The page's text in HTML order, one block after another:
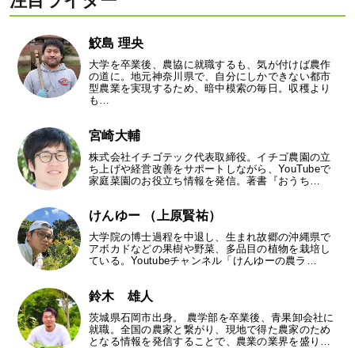
鮫島 理央
大学を卒業後、農協に就職するも、気が付けば農作
の道に。地元神奈川県で、自分にしかできない都市
型農業を実現するため、暗中模索の毎日。収穫より
も…
宮崎大輔
株式会社イチゴテック代表取締役。イチゴ農園の立
ち上げや経営改善をサポートしながら、YouTubeで
家庭菜園のお役立ち情報を発信。著書『おうち…
けんゆー （上原賢祐）
大学院の博士過程を中退し、生まれ故郷の沖縄県で
アボカドなどの果樹や野菜、多品目の植物を栽培し
ている。Youtubeチャンネル「けんゆーの農ラ…
鈴木 雄人
茨城県石岡市出身。 農学部を卒業後、青果卸会社に
就職。全国の農家と繋がり、現地で得た農家のため
となる情報を発信することで、農業の業界を盛り…